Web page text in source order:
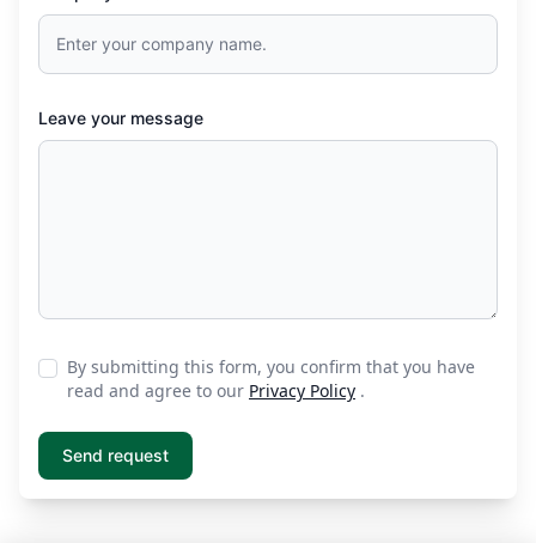
Leave your message
By submitting this form, you confirm that you have
read and agree to our Privacy Policy .